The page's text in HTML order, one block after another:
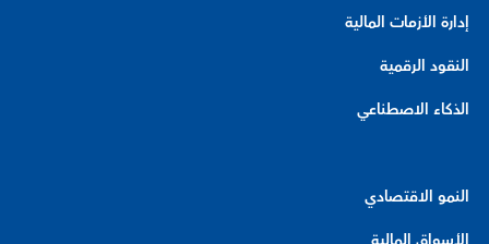
إدارة الأزمات المالية
النقود الرقمية
الذكاء الاصطناعي
النمو الاقتصادي